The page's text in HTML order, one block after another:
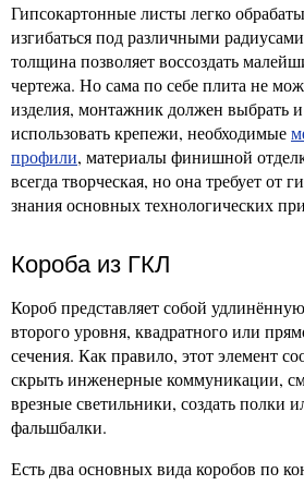
Гипсокартонные листы легко
изгибаться под различными
толщина позволяет воссоздать
чертежа. Но сама по себе плита не
изделия, монтажник должен выбрать
использовать крепежи, необходимые
профили, материалы финишной
всегда творческая, но она требует от
знания основных технологических
Короба из ГКЛ
Короб представляет собой
второго уровня, квадратного или
сечения. Как правило, этот элемент
скрыть инженерные коммуникации,
врезные светильники, создать полки
фальшбалки.
Есть два основных вида коробов по